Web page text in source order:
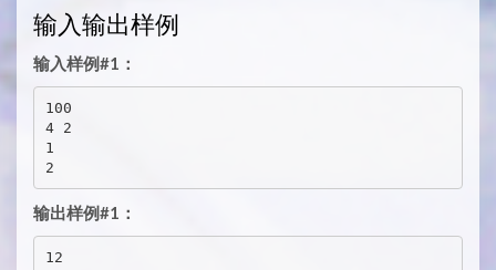
输入输出样例
输入样例#1：
100
4 2
1
输出样例#1：